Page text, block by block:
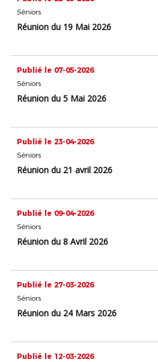
Séniors
Réunion du 19 Mai 2026
Publié le 07-05-2026
Séniors
Réunion du 5 Mai 2026
Publié le 23-04-2026
Séniors
Réunion du 21 avril 2026
Publié le 09-04-2026
Séniors
Réunion du 8 Avril 2026
Publié le 27-03-2026
Séniors
Réunion du 24 Mars 2026
Publié le 12-03-2026